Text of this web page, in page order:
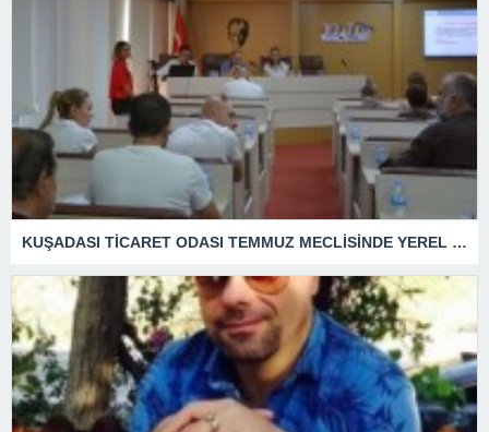
KUŞADASI TİCARET ODASI TEMMUZ MECLİSİNDE YEREL İŞLETMELERE ANLAMLI DESTEK